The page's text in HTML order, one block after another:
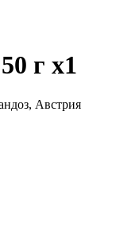
г x1
Австрия